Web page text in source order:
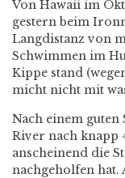
Von Hawaii im
gestern beim
Langdistanz von
Schwimmen im
Kippe stand
micht nicht mit
Nach einem
River nach knapp
anscheinend die
nachgeholfen hat.